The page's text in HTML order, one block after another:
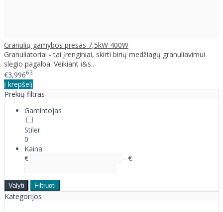
Granulių gamybos presas 7,5kW 400W
Granuliatoriai - tai įrenginiai, skirti birių medžiagų granuliavimui
slėgio pagalba. Veikiant i&s..
€3,99663
Į krepšelį
Prekių filtras
Gamintojas
Stiler
0
Kaina
€
- €
Valyti Filtruoti
Kategorijos